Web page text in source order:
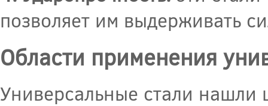
позволяет им выдерживать
Области применения
Универсальные стали нашли